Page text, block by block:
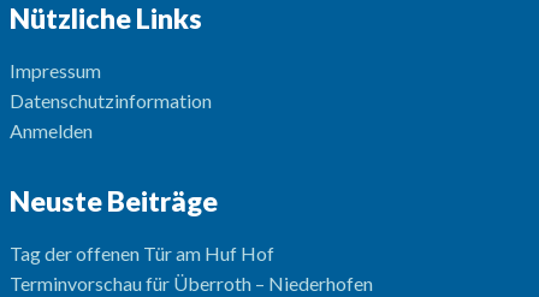
Nützliche Links
Impressum
Datenschutzinformation
Anmelden
Neuste Beiträge
Tag der offenen Tür am Huf Hof
Terminvorschau für Überroth – Niederhofen